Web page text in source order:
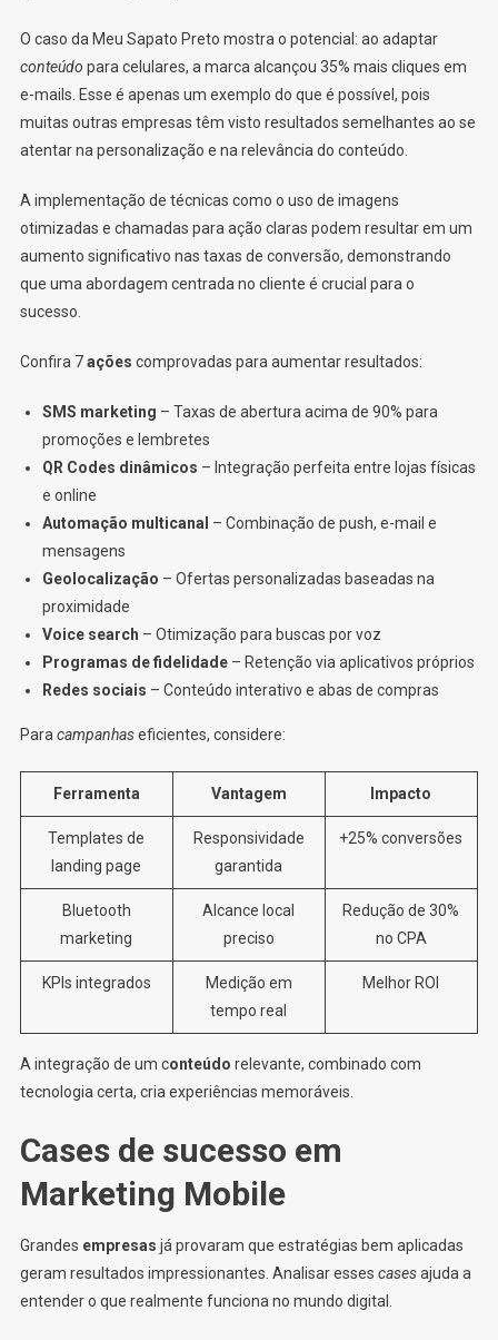
O caso da Meu Sapato Preto mostra o potencial: ao adaptar
conteúdo para celulares, a marca alcançou 35% mais cliques em
e-mails. Esse é apenas um exemplo do que é possível, pois
muitas outras empresas têm visto resultados semelhantes ao se
atentar na personalização e na relevância do conteúdo.
A implementação de técnicas como o uso de imagens
otimizadas e chamadas para ação claras podem resultar em um
aumento significativo nas taxas de conversão, demonstrando
que uma abordagem centrada no cliente é crucial para o
sucesso.
Confira 7ações comprovadas para aumentar resultados:
SMS marketing – Taxas de abertura acima de 90% para
promoções e lembretes
QR Codes dinâmicos – Integração perfeita entre lojas físicas
e online
Automação multicanal – Combinação de push, e-mail e
mensagens
Geolocalização – Ofertas personalizadas baseadas na
proximidade
Voice search – Otimização para buscas por voz
Programas de fidelidade– Retenção via aplicativos próprios
Redes sociais – Conteúdo interativo e abas de compras
Paracampanhaseficientes, considere:
Ferramenta Vantagem Impacto
Templates de
landing page
Responsividade
garantida
+25% conversões
Bluetooth
marketing
Alcance local
preciso
Redução de 30%
no CPA
KPIs integrados
Medição em
tempo real
Melhor ROI
A integração de um conteúdo relevante, combinado com
tecnologia certa, cria experiências memoráveis.
Cases de sucesso em
Marketing Mobile
Grandes empresas já provaram que estratégias bem aplicadas
geram resultados impressionantes. Analisar esses casesajuda a
entender o que realmente funciona no mundo digital.